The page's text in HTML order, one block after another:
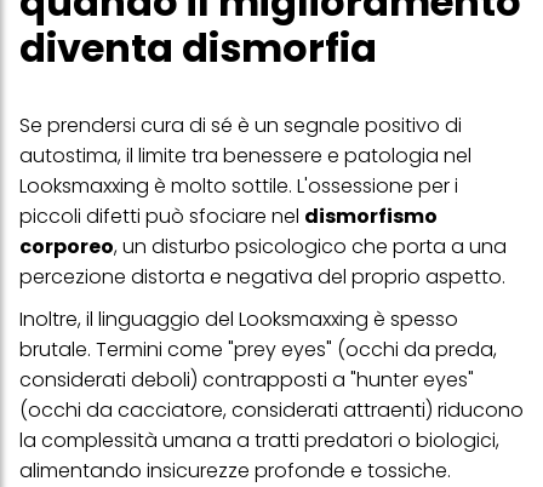
diventa dismorfia
Se prendersi cura di sé è un segnale positivo di
autostima, il limite tra benessere e patologia nel
Looksmaxxing è molto sottile. L'ossessione per i
piccoli difetti può sfociare nel dismorfismo
corporeo, un disturbo psicologico che porta a una
percezione distorta e negativa del proprio aspetto.
Inoltre, il linguaggio del Looksmaxxing è spesso
brutale. Termini come "prey eyes" (occhi da preda,
considerati deboli) contrapposti a "hunter eyes"
(occhi da cacciatore, considerati attraenti) riducono
la complessità umana a tratti predatori o biologici,
alimentando insicurezze profonde e tossiche.